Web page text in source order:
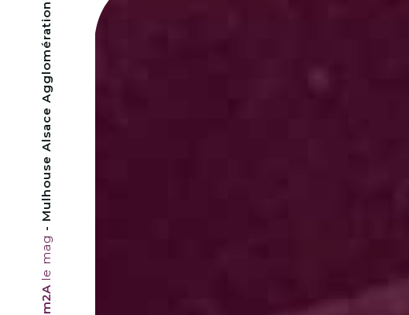
m2A
le mag
- Mulhouse Alsace Agglomération